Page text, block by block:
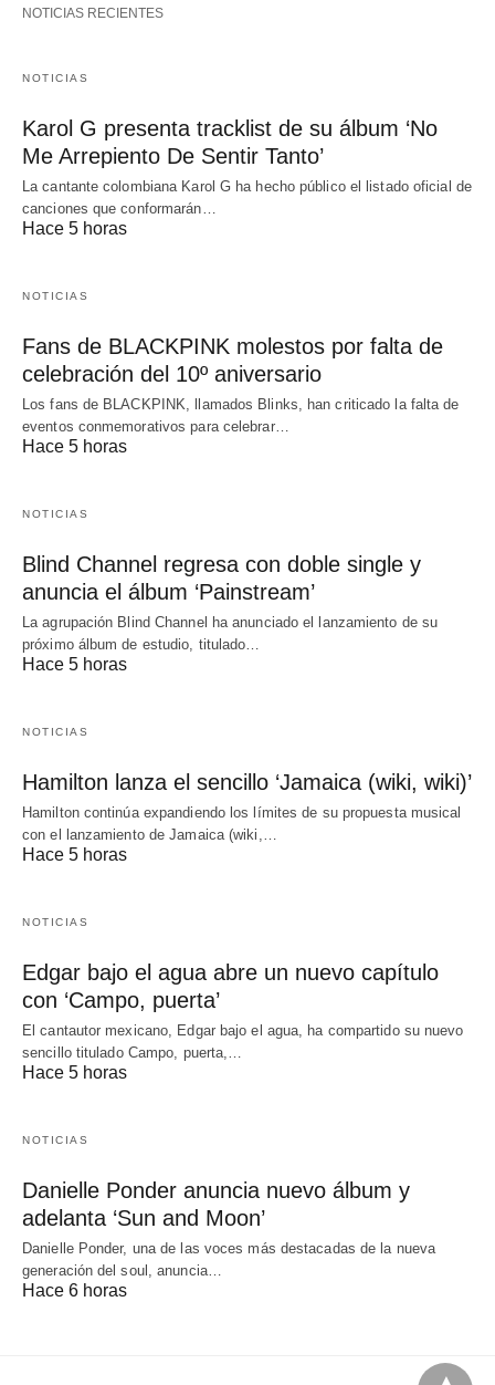
NOTICIAS RECIENTES
NOTICIAS
Karol G presenta tracklist de su álbum ‘No
Me Arrepiento De Sentir Tanto’
La cantante colombiana Karol G ha hecho público el listado oficial de
canciones que conformarán…
Hace 5 horas
NOTICIAS
Fans de BLACKPINK molestos por falta de
celebración del 10º aniversario
Los fans de BLACKPINK, llamados Blinks, han criticado la falta de
eventos conmemorativos para celebrar…
Hace 5 horas
NOTICIAS
Blind Channel regresa con doble single y
anuncia el álbum ‘Painstream’
La agrupación Blind Channel ha anunciado el lanzamiento de su
próximo álbum de estudio, titulado…
Hace 5 horas
NOTICIAS
Hamilton lanza el sencillo ‘Jamaica (wiki, wiki)’
Hamilton continúa expandiendo los límites de su propuesta musical
con el lanzamiento de Jamaica (wiki,…
Hace 5 horas
NOTICIAS
Edgar bajo el agua abre un nuevo capítulo
con ‘Campo, puerta’
El cantautor mexicano, Edgar bajo el agua, ha compartido su nuevo
sencillo titulado Campo, puerta,…
Hace 5 horas
NOTICIAS
Danielle Ponder anuncia nuevo álbum y
adelanta ‘Sun and Moon’
Danielle Ponder, una de las voces más destacadas de la nueva
generación del soul, anuncia…
Hace 6 horas